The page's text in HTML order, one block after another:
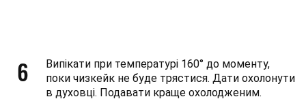
6
Випікати при температурі 160° до моменту,
поки чизкейк не буде трястися. Дати охолонути
в духовці. Подавати краще охолодженим.